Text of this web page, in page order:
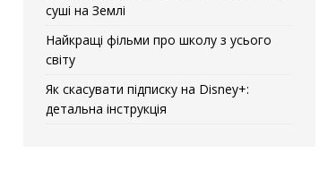
суші на Землі
Найкращі фільми про школу з усього
світу
Як скасувати підписку на Disney+:
детальна інструкція